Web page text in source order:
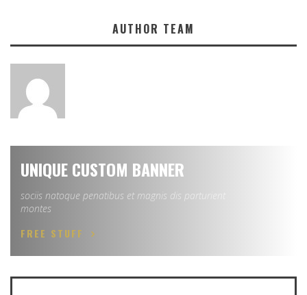
AUTHOR TEAM
UNIQUE CUSTOM BANNER
sociis natoque penatibus et magnis dis parturient
montes
FREE STUFF